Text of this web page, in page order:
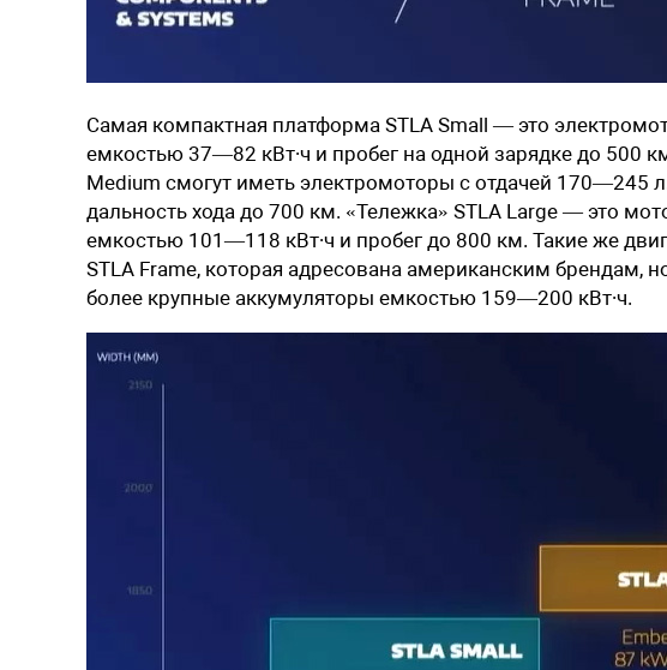
Самая компактная платформа STLA Small — это
емкостью 37—82 кВт∙ч и пробег на одной зарядке до 500
Medium смогут иметь электромоторы с отдачей 170—245
дальность хода до 700 км. «Тележка» STLA Large — это
емкостью 101—118 кВт∙ч и пробег до 800 км. Такие же
STLA Frame, которая адресована американским брендам,
более крупные аккумуляторы емкостью 159—200 кВт∙ч.